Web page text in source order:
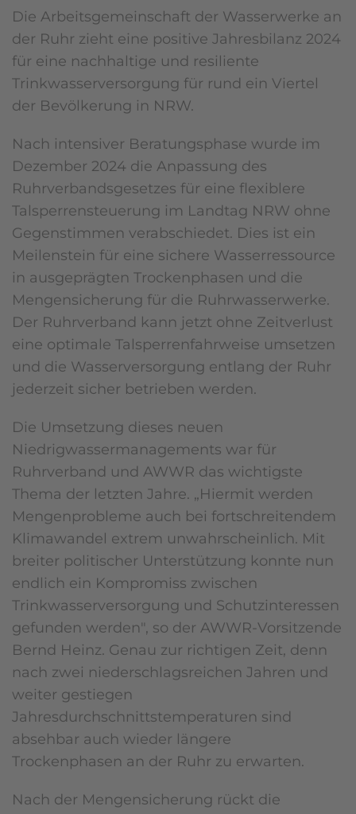
Die Arbeitsgemeinschaft der Wasserwerke an
der Ruhr zieht eine positive Jahresbilanz 2024
für eine nachhaltige und resiliente
Trinkwasserversorgung für rund ein Viertel
der Bevölkerung in NRW.
Nach intensiver Beratungsphase wurde im
Dezember 2024 die Anpassung des
Ruhrverbandsgesetzes für eine flexiblere
Talsperrensteuerung im Landtag NRW ohne
Gegenstimmen verabschiedet. Dies ist ein
Meilenstein für eine sichere Wasserressource
in ausgeprägten Trockenphasen und die
Mengensicherung für die Ruhrwasserwerke.
Der Ruhrverband kann jetzt ohne Zeitverlust
eine optimale Talsperrenfahrweise umsetzen
und die Wasserversorgung entlang der Ruhr
jederzeit sicher betrieben werden.
Die Umsetzung dieses neuen
Niedrigwassermanagements war für
Ruhrverband und AWWR das wichtigste
Thema der letzten Jahre. „Hiermit werden
Mengenprobleme auch bei fortschreitendem
Klimawandel extrem unwahrscheinlich. Mit
breiter politischer Unterstützung konnte nun
endlich ein Kompromiss zwischen
Trinkwasserversorgung und Schutzinteressen
gefunden werden", so der AWWR-Vorsitzende
Bernd Heinz. Genau zur richtigen Zeit, denn
nach zwei niederschlagsreichen Jahren und
weiter gestiegen
Jahresdurchschnittstemperaturen sind
absehbar auch wieder längere
Trockenphasen an der Ruhr zu erwarten.
Nach der Mengensicherung rückt die